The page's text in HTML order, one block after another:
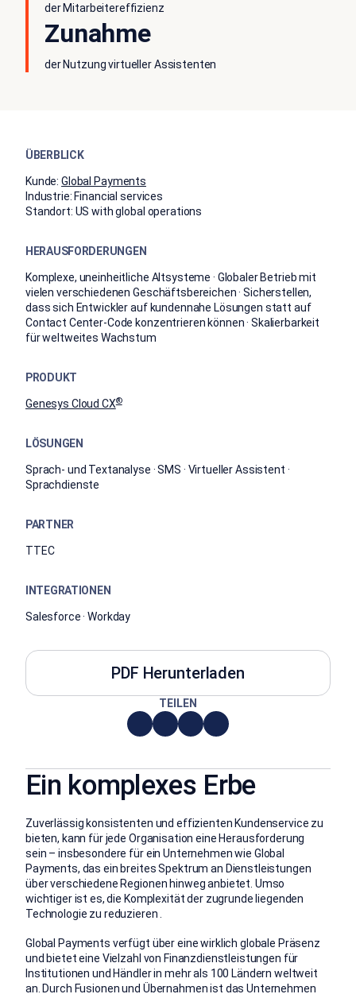
der Mitarbeitereffizienz
Zunahme
der Nutzung virtueller Assistenten
ÜBERBLICK
Kunde: Global Payments
Industrie: Financial services
Standort: US with global operations
HERAUSFORDERUNGEN
Komplexe, uneinheitliche Altsysteme · Globaler Betrieb mit
vielen verschiedenen Geschäftsbereichen · Sicherstellen,
dass sich Entwickler auf kundennahe Lösungen statt auf
Contact Center-Code konzentrieren können · Skalierbarkeit
für weltweites Wachstum
PRODUKT
Genesys Cloud CX®
LÖSUNGEN
Sprach- und Textanalyse · SMS · Virtueller Assistent ·
Sprachdienste
PARTNER
TTEC
INTEGRATIONEN
Salesforce · Workday
PDF Herunterladen
TEILEN
Ein komplexes Erbe
Zuverlässig konsistenten und effizienten Kundenservice zu
bieten, kann für jede Organisation eine Herausforderung
sein – insbesondere für ein Unternehmen wie Global
Payments, das ein breites Spektrum an Dienstleistungen
über verschiedene Regionen hinweg anbietet. Umso
wichtiger ist es, die Komplexität der zugrunde liegenden
Technologie zu reduzieren .
Global Payments verfügt über eine wirklich globale Präsenz
und bietet eine Vielzahl von Finanzdienstleistungen für
Institutionen und Händler in mehr als 100 Ländern weltweit
an. Durch Fusionen und Übernahmen ist das Unternehmen